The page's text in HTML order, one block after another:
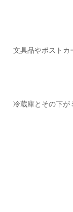
文具品やポストカ
冷蔵庫とその下が